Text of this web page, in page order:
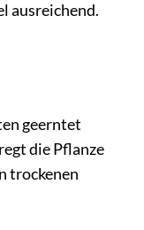
ausreichend.
geerntet
die Pflanze
trockenen